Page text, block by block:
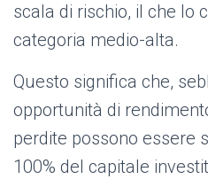
scala di rischio, il che lo
categoria medio-alta.
Questo significa che,
opportunità di
perdite possono essere
100% del capitale